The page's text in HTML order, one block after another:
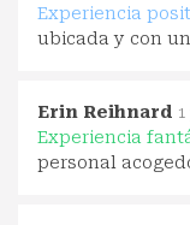
Experiencia
ubicada y con
Erin Reihnard
Experiencia
personal